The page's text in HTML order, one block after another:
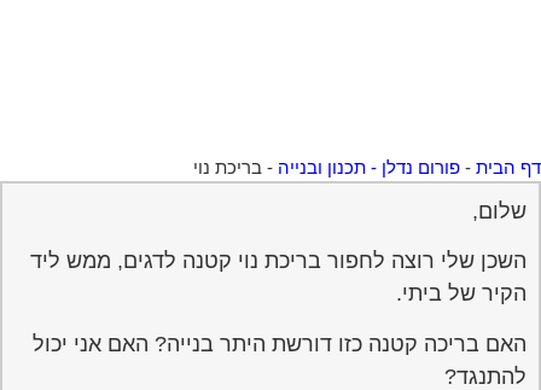
הבית- פורום נדלן - תכנון ובנייה- בריכת נוי
שלום,
השכן שלי רוצה לחפור בריכת נוי קטנה לדגים, ממש ליד
הקיר של ביתי.
האם בריכה קטנה כזו דורשת היתר בנייה? האם אני יכול
להתנגד?